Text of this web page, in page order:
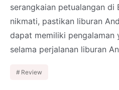
serangkaian petualangan di
nikmati, pastikan liburan
dapat memiliki pengalaman
selama perjalanan liburan
Review